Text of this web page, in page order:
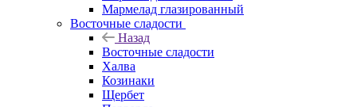
Мармелад глазированный
Восточные сладости
Назад
Восточные сладости
Халва
Козинаки
Щербет